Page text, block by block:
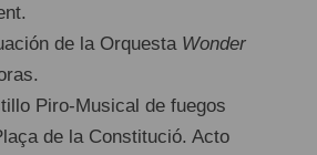
de la Orquesta Wonder
Piro-Musical de fuegos
de la Constitució. Acto